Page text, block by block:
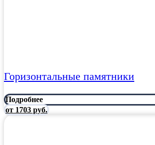
Горизонтальные памятники
Подробнее
от 1703 руб.